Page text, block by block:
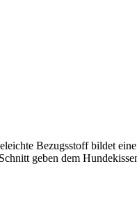
Bezugsstoff bildet
geben dem